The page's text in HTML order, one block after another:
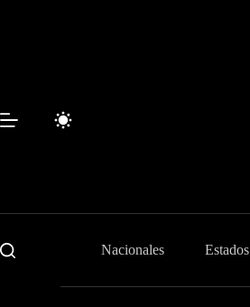
Nacionales Estados